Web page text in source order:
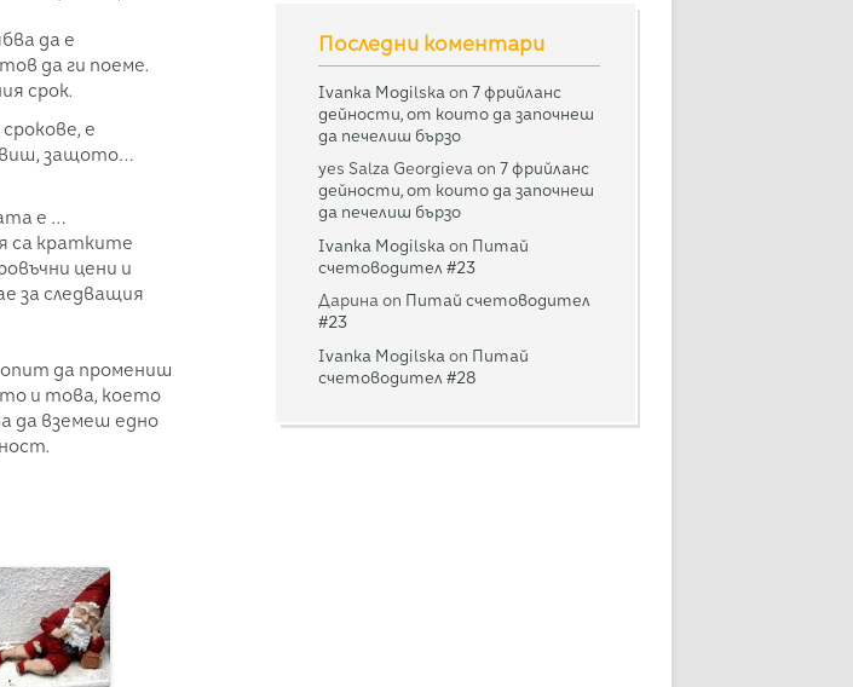
да е
да ги поеме.
срок.
е
защото…
е …
са кратките
цени и
за следващия
да промениш
и това, което
да вземеш едно
Последни коментари
Ivanka Mogilska on7 фрийланс
дейности, от които да започнеш
да печелиш бързо
yes Salza Georgievaon7 фрийланс
дейности, от които да започнеш
да печелиш бързо
Ivanka Mogilska on Питай
счетоводител #23
Дарина on Питай счетоводител
#23
Ivanka Mogilska on Питай
счетоводител #28